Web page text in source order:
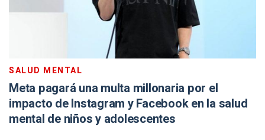
SALUD MENTAL
Meta pagará una multa millonaria por el
impacto de Instagram y Facebook en la salud
mental de niños y adolescentes